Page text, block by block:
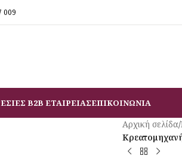
009
B2B ΕΤΑΙΡΕΙΑΣΕΠΙΚΟΙΝΩΝΙΑ
Αρχική σελίδα/